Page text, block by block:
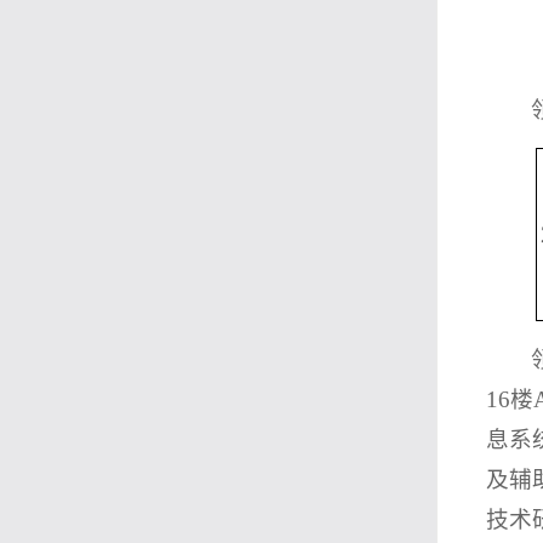
16楼
息系
及辅
技术